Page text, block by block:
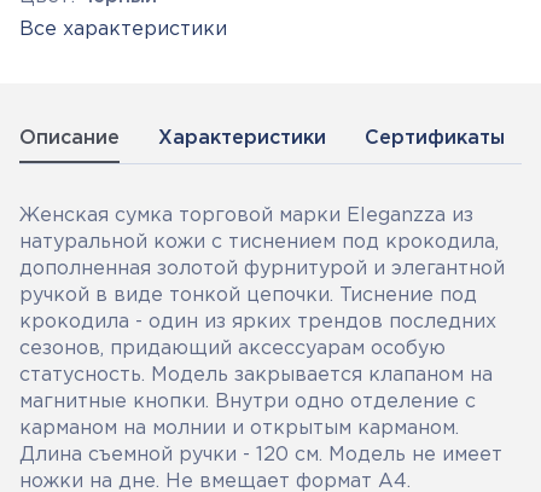
Все характеристики
Описание Характеристики Сертификаты
Женская сумка торговой марки Eleganzza из
натуральной кожи с тиснением под крокодила,
дополненная золотой фурнитурой и элегантной
ручкой в виде тонкой цепочки. Тиснение под
крокодила - один из ярких трендов последних
сезонов, придающий аксессуарам особую
статусность. Модель закрывается клапаном на
магнитные кнопки. Внутри одно отделение с
карманом на молнии и открытым карманом.
Длина съемной ручки - 120 см. Модель не имеет
ножки на дне. Не вмещает формат А4.